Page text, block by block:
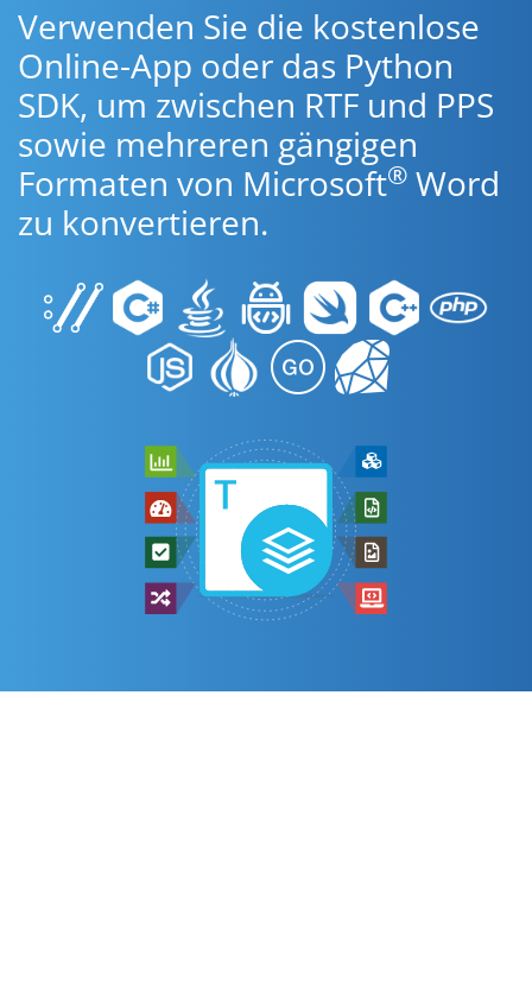
Verwenden Sie die kostenlose
Online-App oder das Python
SDK, um zwischen RTF und PPS
sowie mehreren gängigen
Formaten von Microsoft® Word
zu konvertieren.